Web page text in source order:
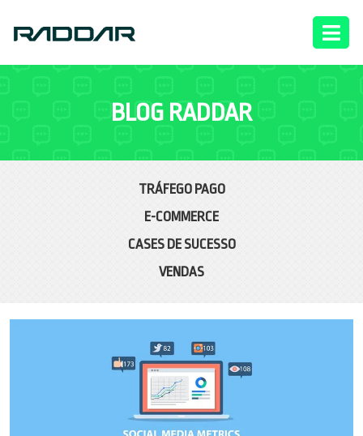
BLOG RADDAR
TRÁFEGO PAGO
E-COMMERCE
CASES DE SUCESSO
VENDAS